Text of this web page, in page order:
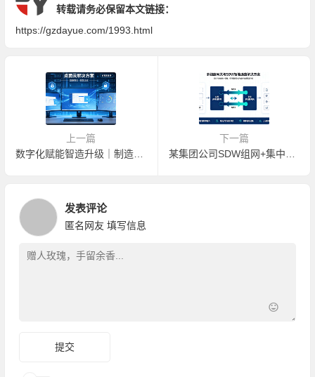
转载请务必保留本文链接：
https://gzdayue.com/1993.html
上一篇
数字化赋能智造升级｜制造业企业依托桌面云，筑牢安全高效办公新底座
下一篇
发表评论
匿名网友 填写信息